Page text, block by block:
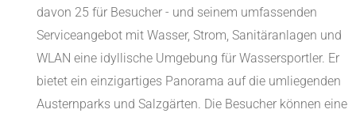
davon 25 für Besucher - und seinem umfassenden
Serviceangebot mit Wasser, Strom, Sanitäranlagen und
WLAN eine idyllische Umgebung für Wassersportler. Er
bietet ein einzigartiges Panorama auf die umliegenden
Austernparks und Salzgärten. Die Besucher können eine